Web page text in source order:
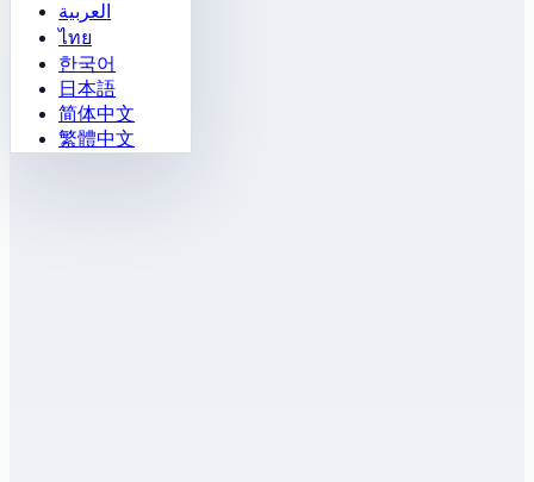
العربية
ไทย
한국어
日本語
简体中文
繁體中文